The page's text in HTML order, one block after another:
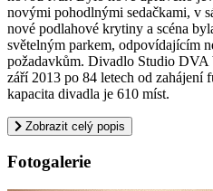
novými pohodlnými sedačkami, v
nové podlahové krytiny a scéna
světelným parkem, odpovídajícím
požadavkům. Divadlo Studio DVA
září 2013 po 84 letech od zahájení
kapacita divadla je 610 míst.
Zobrazit celý popis
Fotogalerie